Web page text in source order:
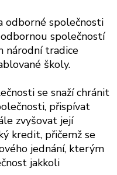
odborné společnosti
společností
národní tradice
školy.
se snaží chránit
přispívat
zvyšovat její
kredit, přičemž se
jednání, kterým
jakkoli